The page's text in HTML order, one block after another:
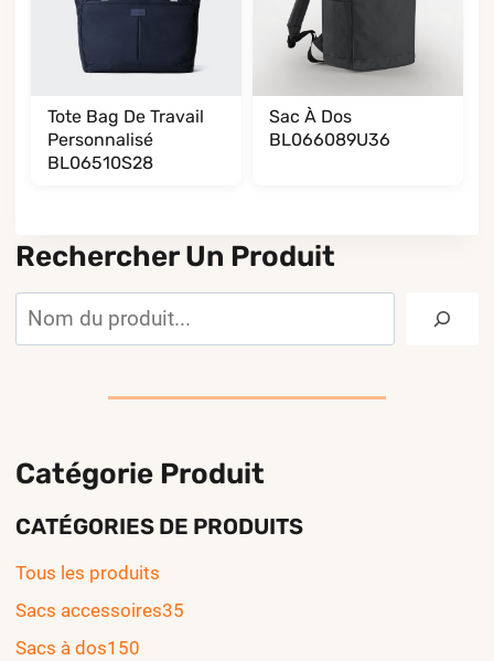
Tote Bag De Travail
Personnalisé
BL06510S28
Sac À Dos
BL066089U36
Rechercher Un Produit
Rechercher
Catégorie Produit
CATÉGORIES DE PRODUITS
Tous les produits
Sacs accessoires35
Sacs à dos150